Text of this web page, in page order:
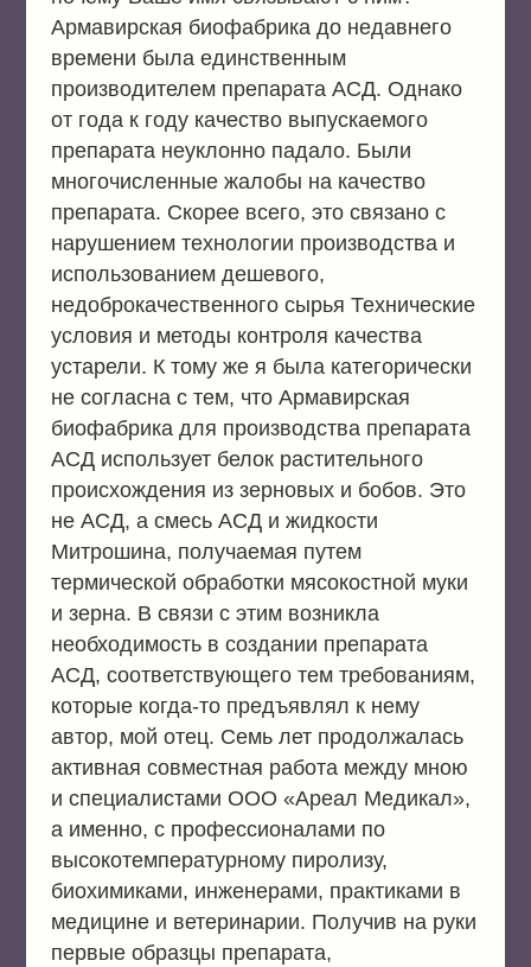
Армавирская биофабрика до недавнего
времени была единственным
производителем препарата АСД. Однако
от года к году качество выпускаемого
препарата неуклонно падало. Были
многочисленные жалобы на качество
препарата. Скорее всего, это связано с
нарушением технологии производства и
использованием дешевого,
недоброкачественного сырья Технические
условия и методы контроля качества
устарели. К тому же я была категорически
не согласна с тем, что Армавирская
биофабрика для производства препарата
АСД использует белок растительного
происхождения из зерновых и бобов. Это
не АСД, а смесь АСД и жидкости
Митрошина, получаемая путем
термической обработки мясокостной муки
и зерна. В связи с этим возникла
необходимость в создании препарата
АСД, соответствующего тем требованиям,
которые когда-то предъявлял к нему
автор, мой отец. Семь лет продолжалась
активная совместная работа между мною
и специалистами ООО «Ареал Медикал»,
а именно, с профессионалами по
высокотемпературному пиролизу,
биохимиками, инженерами, практиками в
медицине и ветеринарии. Получив на руки
первые образцы препарата,